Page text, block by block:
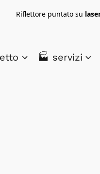
Riflettore puntato su
🏭 servizi